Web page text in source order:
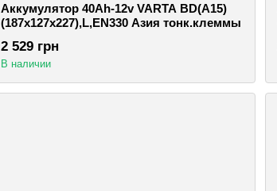
Аккумулятор 40Ah-12v VARTA BD(A15)
(187х127х227),L,EN330 Азия тонк.клеммы
2 529 грн
В наличии